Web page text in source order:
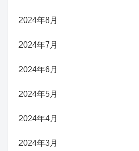
2024年8月
2024年7月
2024年6月
2024年5月
2024年4月
2024年3月